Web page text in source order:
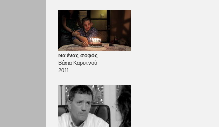
Να ένας σοφός
Βάσια Καρυτινού
2011